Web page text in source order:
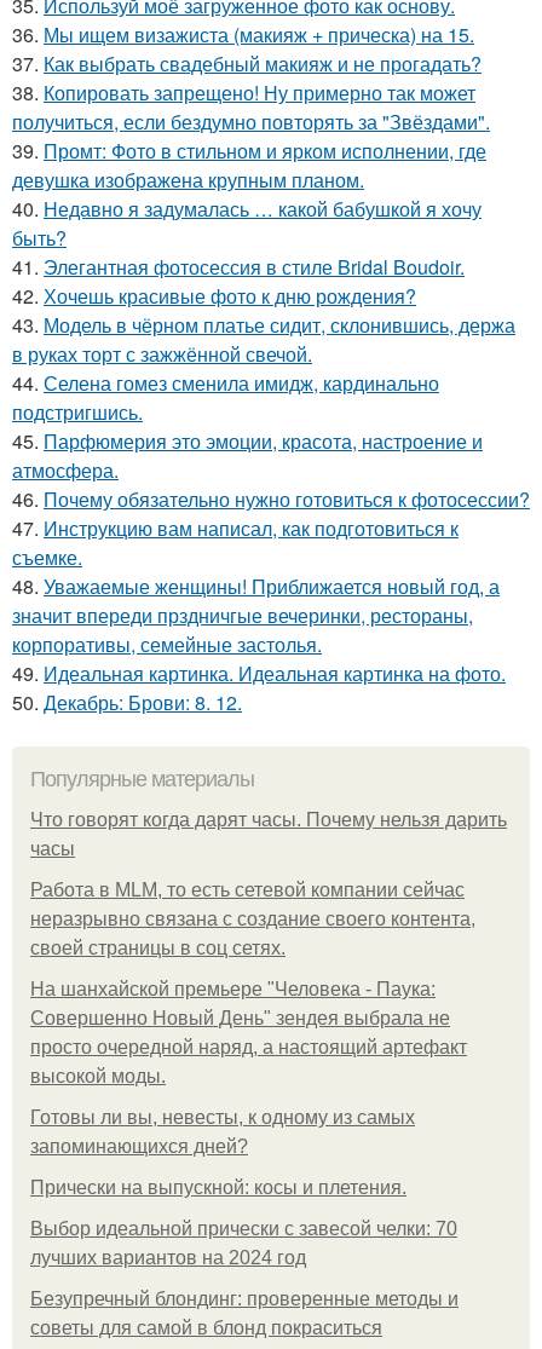
36. Мы ищем визажиста (макияж + прическа) на 15.
37. Как выбрать свадебный макияж и не прогадать?
38. Копировать запрещено! Ну примерно так может
получиться, если бездумно повторять за "Звёздами".
39. Промт: Фото в стильном и ярком исполнении, где
девушка изображена крупным планом.
40. Недавно я задумалась … какой бабушкой я хочу
быть?
41. Элегантная фотосессия в стиле Bridal Boudoir.
42. Хочешь красивые фото к дню рождения?
43. Модель в чёрном платье сидит, склонившись, держа
в руках торт с зажжённой свечой.
44. Селена гомез сменила имидж, кардинально
подстригшись.
45. Парфюмерия это эмоции, красота, настроение и
атмосфера.
46. Почему обязательно нужно готовиться к фотосессии?
47. Инструкцию вам написал, как подготовиться к
съемке.
48. Уважаемые женщины! Приближается новый год, а
значит впереди прздничгые вечеринки, рестораны,
корпоративы, семейные застолья.
49. Идеальная картинка. Идеальная картинка на фото.
50. Декабрь: Брови: 8. 12.
Популярные материалы
Что говорят когда дарят часы. Почему нельзя дарить
часы
Работа в MLM, то есть сетевой компании сейчас
неразрывно связана с создание своего контента,
своей страницы в соц сетях.
На шанхайской премьере "Человека - Паука:
Совершенно Новый День" зендея выбрала не
просто очередной наряд, а настоящий артефакт
высокой моды.
Готовы ли вы, невесты, к одному из самых
запоминающихся дней?
Прически на выпускной: косы и плетения.
Выбор идеальной прически с завесой челки: 70
лучших вариантов на 2024 год
Безупречный блондинг: проверенные методы и
советы для самой в блонд покраситься